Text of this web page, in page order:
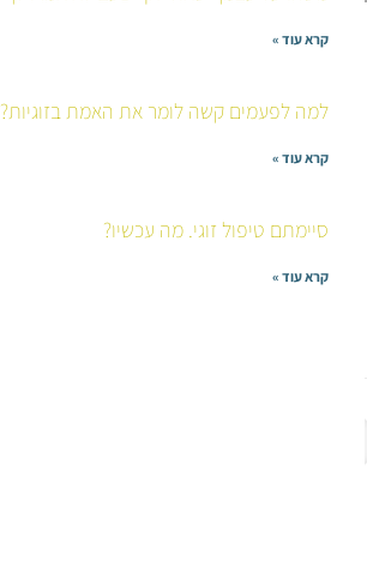
קרא עוד »
למה לפעמים קשה לומר את האמת בזוגיות?
קרא עוד »
סיימתם טיפול זוגי. מה עכשיו?
קרא עוד »